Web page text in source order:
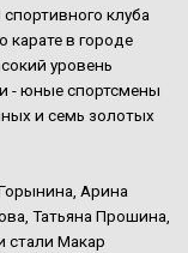
клуба
карате в городе
уровень
- юные спортсмены
и семь золотых
Арина
Татьяна Прошина,
стали Макар